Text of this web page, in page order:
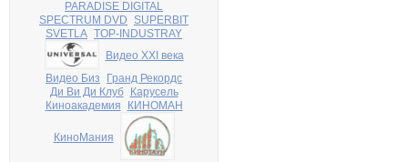
PARADISE DIGITAL
SPECTRUM DVD SUPERBIT
SVETLA TOP-INDUSTRAY
Видео XXI века
Видео Биз
Гранд Рекордс
Ди Ви Ди Клуб
Карусель
Киноакадемия
КИНОМАН
КиноМания